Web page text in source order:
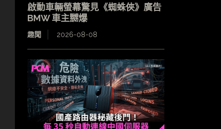
啟動車輛螢幕驚見《蜘蛛俠》廣告
BMW 車主嬲爆
趣聞 2026-08-08